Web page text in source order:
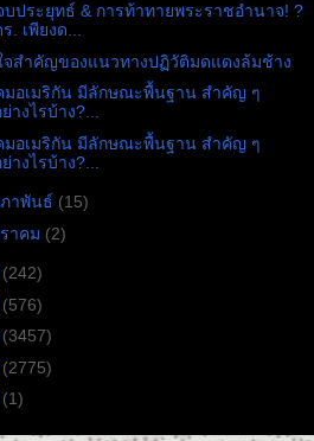
บประยุทธ์ & การท้าทายพระราชอำนาจ! ?
. เพียงด...
จสำคัญของแนวทางปฏิวัติมดแดงล้มช้าง
มอเมริกัน มีลักษณะพื้นฐาน สำคัญ ๆ
างไรบ้าง?...
มอเมริกัน มีลักษณะพื้นฐาน สำคัญ ๆ
างไรบ้าง?...
าพันธ์ (15)
าคม (2)
(242)
(576)
(3457)
(2775)
(1)